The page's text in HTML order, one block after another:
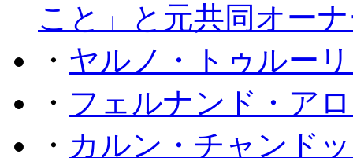
こと」と元共同オー
・ ヤルノ・トゥルー
・ フェルナンド・ア
・ カルン・チャンド